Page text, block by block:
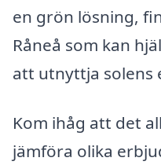
en grön lösning,
Råneå som kan
att utnyttja solens
Kom ihåg att det
jämföra olika